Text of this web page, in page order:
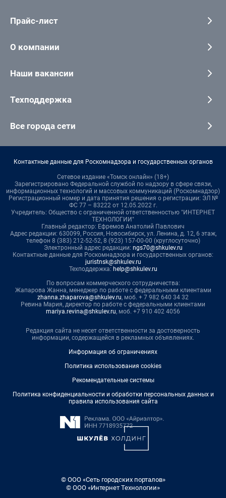
Прайс-лист
О компании
Наши вакансии
Техподдержка
Все города сети
Контактные данные для Роскомнадзора и государственных органов
Сетевое издание «Томск онлайн» (18+)
Зарегистрировано Федеральной службой по надзору в сфере связи,
информационных технологий и массовых коммуникаций (Роскомнадзор)
Регистрационный номер и дата принятия решения о регистрации: ЭЛ №
ФС 77 – 83222 от 12.05.2022 г.
Учредитель: Общество с ограниченной ответственностью "ИНТЕРНЕТ
ТЕХНОЛОГИИ"
Главный редактор: Ефремов Анатолий Павлович
Адрес редакции: 630099, Россия, Новосибирск, ул. Ленина, д. 12, 6 этаж,
телефон 8 (383) 212-52-52, 8 (923) 157-00-00 (круглосуточно)
Электронный адрес редакции: ngs70@shkulev.ru
Контактные данные для Роскомнадзора и государственных органов:
juristnsk@shkulev.ru
Техподдержка: help@shkulev.ru
По вопросам коммерческого сотрудничества:
Жапарова Жанна, менеджер по работе с федеральными клиентами
zhanna.zhaparova@shkulev.ru, моб. + 7 982 640 34 32
Ревина Мария, директор по работе с федеральными клиентами
mariya.revina@shkulev.ru, моб. +7 910 402 4056
Редакция сайта не несет ответственности за достоверность
информации, содержащейся в рекламных объявлениях.
Информация об ограничениях
Политика использования cookies
Рекомендательные системы
Политика конфиденциальности и обработки персональных данных и
правила использования сайта
© ООО «Сеть городских порталов»
© ООО «Интернет Технологии»